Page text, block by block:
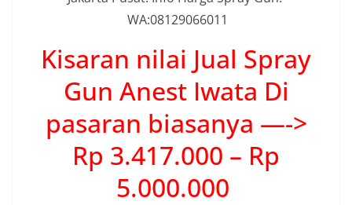
WA:08129066011
Kisaran nilai Jual Spray
Gun Anest Iwata Di
pasaran biasanya —->
Rp 3.417.000 – Rp
5.000.000